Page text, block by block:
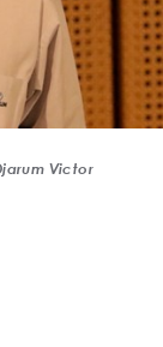
Victor